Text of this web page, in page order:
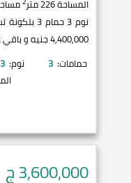
المساحة 226 متر مساحة
نوم 3
4,400,000 جنيه و باقي عليها 600000 لحد 2026
حمامات: 3 نوم: 3
3,600,000ج